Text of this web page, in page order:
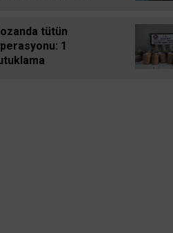
tütün
1